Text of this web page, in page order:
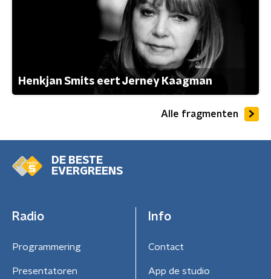
Henkjan Smits eert Jerney Kaagman
Alle fragmenten
DE BESTE
EVERGREENS
Radio
Programmering
Presentatoren
Info
Contact
App de studio